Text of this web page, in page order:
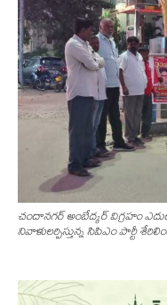
చందానగర్ అంబేద్కర్ విగ్రహం
నివాళులర్పిస్తున్న సిపిఎం పార్టీ